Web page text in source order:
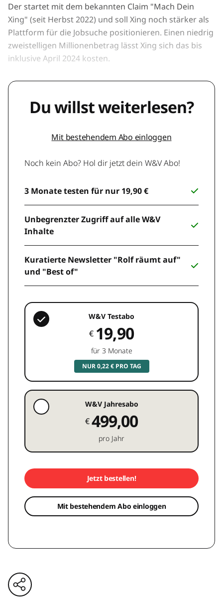
Der startet mit dem bekannten Claim "Mach Dein
Xing" (seit Herbst 2022) und soll Xing noch stärker als
Plattform für die Jobsuche positionieren. Einen niedrig
zweistelligen Millionenbetrag lässt Xing sich das bis
inklusive April 2024 kosten.
Du willst weiterlesen?
Mit bestehendem Abo einloggen
Noch kein Abo? Hol dir jetzt dein W&V Abo!
3 Monate testen für nur 19,90 €
Unbegrenzter Zugriff auf alle W&V
Inhalte
Kuratierte Newsletter "Rolf räumt auf"
und "Best of"
W&V Testabo
€ 19,90
für 3 Monate
NUR 0,22 € PRO TAG
W&V Jahresabo
€499,00
pro Jahr
Jetzt bestellen!
Mit bestehendem Abo einloggen